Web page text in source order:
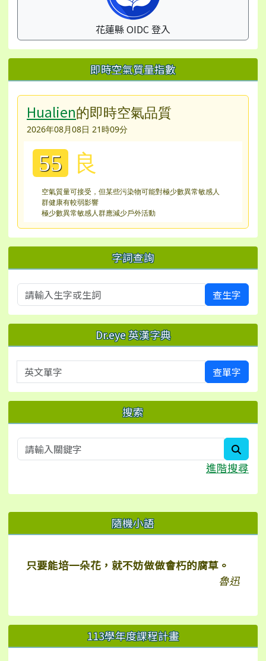
花蓮縣 OIDC 登入
即時空氣質量指數
Hualien的即時空氣品質
2026年08月08日 21時09分
55 良
空氣質量可接受，但某些污染物可能對極少數異常敏感人
群健康有較弱影響
極少數異常敏感人群應減少戶外活動
字詞查詢
查生字
Dr.eye 英漢字典
英文單字 查單字
搜索
進階搜尋
右邊區域內容 隨機小語
只要能培一朵花，就不妨做做會朽的腐草。
魯迅
113學年度課程計畫